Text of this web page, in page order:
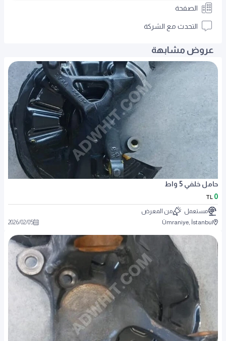
الصفحة
التحدث مع الشركة
عروض مشابهة
حامل خلفي 5 واط
0
TL
مستعمل
من المعرض
Ümraniye, İstanbul
2026/02/05